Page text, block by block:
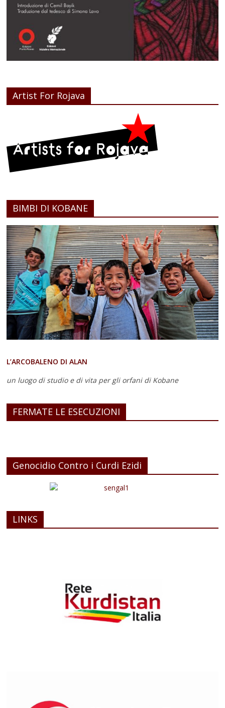
Artist For Rojava
BIMBI DI KOBANE
L’ARCOBALENO DI ALAN
un luogo di studio e di vita per gli orfani di Kobane
FERMATE LE ESECUZIONI
Genocidio Contro i Curdi Ezidi
LINKS